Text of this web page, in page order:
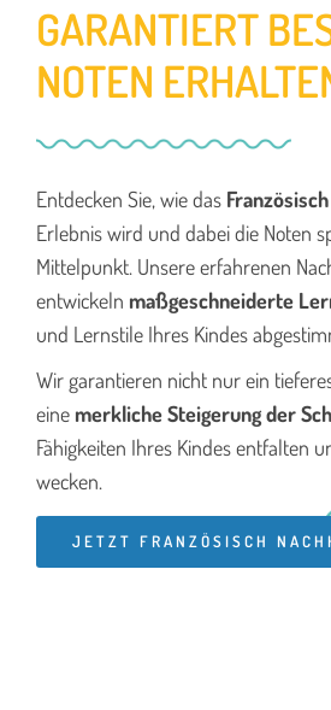
GARANTIERT
NOTEN
Entdecken Sie, wie das
Erlebnis wird und dabei die Noten
Mittelpunkt. Unsere erfahrenen
entwickeln maßgeschneiderte
und Lernstile Ihres Kindes
Wir garantieren nicht nur ein
eine merkliche Steigerung der
Fähigkeiten Ihres Kindes entfalten
wecken.
JETZT FRANZÖSISCH